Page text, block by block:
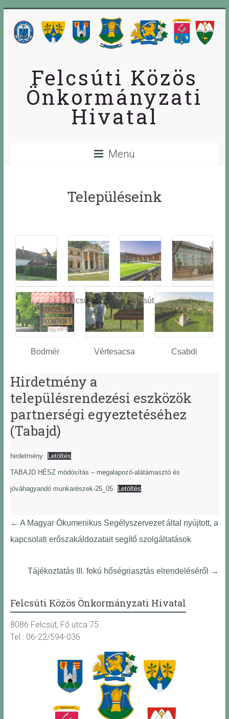
Felcsúti Közös
Önkormányzati
Hivatal
Menü
Településeink
Óbarok
Alcsútdobo
z
Felcsút Tabajd
Bodmér Vértesacsa Csabdi
Hirdetmény a
településrendezési eszközök
partnerségi egyeztetéséhez
(Tabajd)
hirdetmény Letöltés
TABAJD HÉSZ módósítás – megalapozó-alátámasztó és
jóváhagyandó munkarészek-25_05 Letöltés
← A Magyar Ökumenikus Segélyszervezet által nyújtott, a
kapcsolati erőszakáldozatait segítő szolgáltatások
Tájékoztatás III. fokú hőségriasztás elrendeléséről →
Felcsúti Közös Önkormányzati Hivatal
8086 Felcsút, Fő utca 75.
Tel.: 06-22/594-036